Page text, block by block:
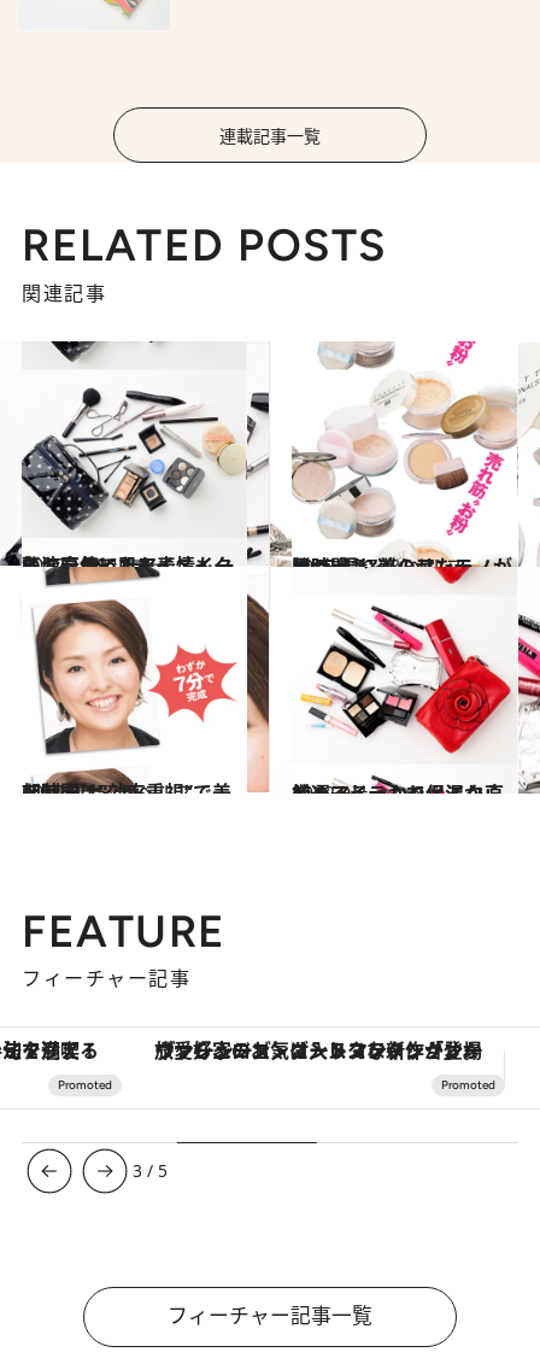
連載記事一覧
RELATED POSTS
関連記事
2012.10.8
乳液を使ったアイメイクのお直しで肌も表情も一気に元気に！
ビューティ＆ヘルス 2012.9.17
昼時間も“美のアンテナ”を張り巡らせたモノが勝つ!!
ビューティ＆ヘルス
2012.9.15
朝時間は“効率重視”で美を制す
ビューティ＆ヘルス 2012.9.3
厳選アイテムで保湿から始めるしっかりメイク直し
ビューティ＆ヘルス
FEATURE
フィーチャー記事
ヴァシュロン・コンスタンタン「オーヴァーシーズ・オートマティック」。旅愛好家のお気に入りコレクションから、ジェンダーレスな新作が登場 【銀座で出合う最旬美容】美髪ケアや上質
3 / 5
フィーチャー記事一覧